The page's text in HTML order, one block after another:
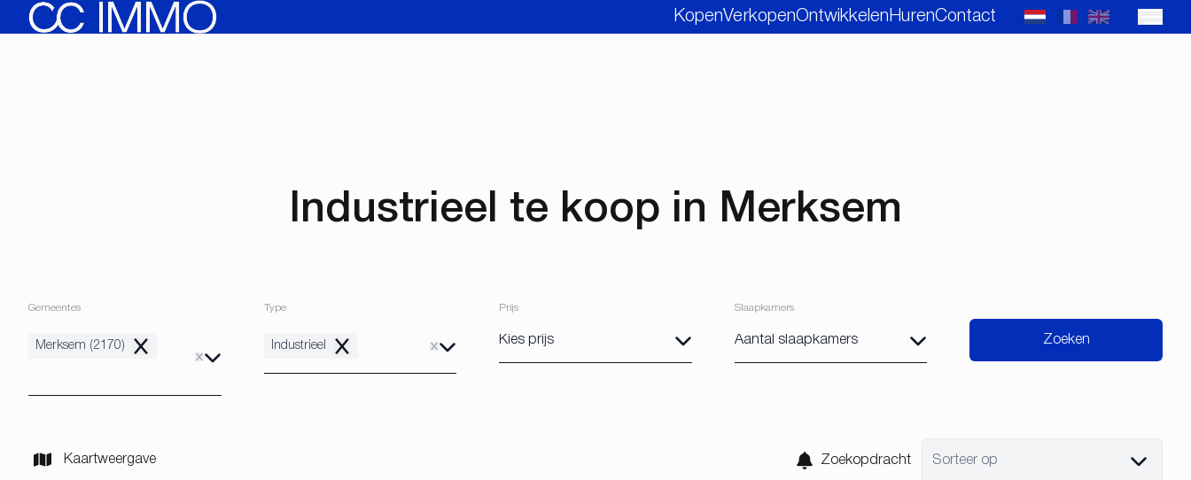
Ga naar hoofdinhoud KopenVerkopenOntwikkelen HurenContact
Industrieel te koop in Merksem
Gemeentes
Merksem (2170)
Remove
Type
Industrieel
Remove
Prijs Slaapkamers
Zoeken
Kaartweergave Zoekopdracht Sorteer op